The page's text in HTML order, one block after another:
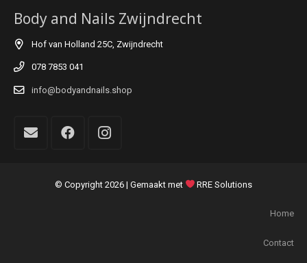
Body and Nails Zwijndrecht
Hof van Holland 25C, Zwijndrecht
078 7853 041
info@bodyandnails.shop
© Copyright 2026 | Gemaakt met RRE Solutions
Home
Contact